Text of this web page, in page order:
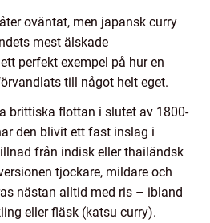
oväntat, men japansk curry
mest älskade
perfekt exempel på hur en
till något helt eget.
brittiska flottan i slutet av 1800-
den blivit ett fast inslag i
från indisk eller thailändsk
tjockare, mildare och
nästan alltid med ris – ibland
eller fläsk (katsu curry).